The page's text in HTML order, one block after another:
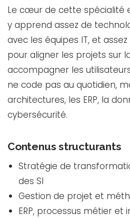
Le cœur de cette spécialité
y apprend assez de
avec les équipes IT, et
pour aligner les projets sur
accompagner les
ne code pas au quotidien,
architectures, les ERP, la
cybersécurité.
Contenus structurants
Stratégie de
des SI
Gestion de projet et
ERP, processus métier et